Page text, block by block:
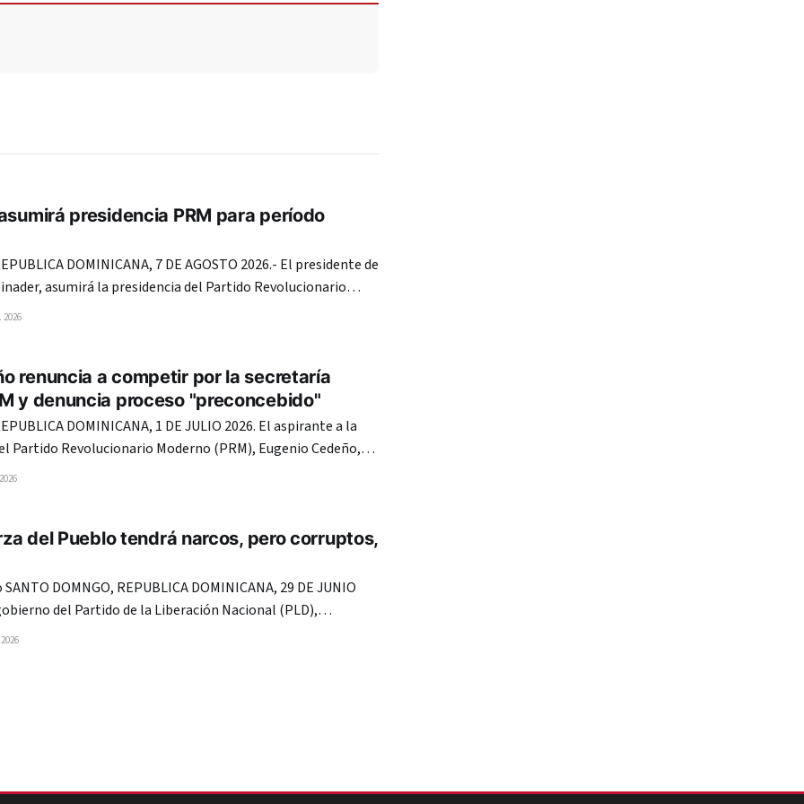
presidencia PRM para período
DOMINICANA, 7 DE AGOSTO 2026.- El presidente de
asumirá la presidencia del Partido Revolucionario
período 2026-2028, encabezando una plancha de consenso
2026
renuncia a competir por la secretaría
y denuncia proceso "preconcebido"
DOMINICANA, 1 DE JULIO 2026. El aspirante a la
Partido Revolucionario Moderno (PRM), Eugenio Cedeño,
a esa posición por considerar que el elegido de la
del Pueblo tendrá narcos, pero corruptos,
del Partido de la Liberación Nacional (PLD),
Fernández, en el periodo 1996-2000, los miembros de esa